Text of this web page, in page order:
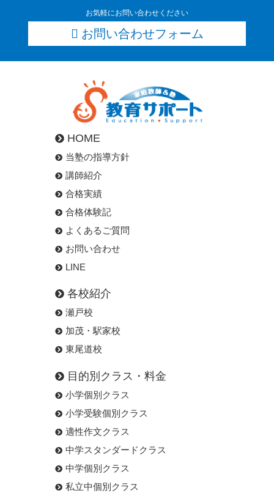
お気軽にお問い合わせください
お問い合わせフォーム
HOME
当塾の指導方針
講師紹介
合格実績
合格体験記
よくあるご質問
お問い合わせ
LINE
各校紹介
瀬戸校
加茂・駅家校
東尾道校
目的別クラス・料金
小学個別クラス
小学受験個別クラス
適性作文クラス
中学スタンダードクラス
中学個別クラス
私立中個別クラス